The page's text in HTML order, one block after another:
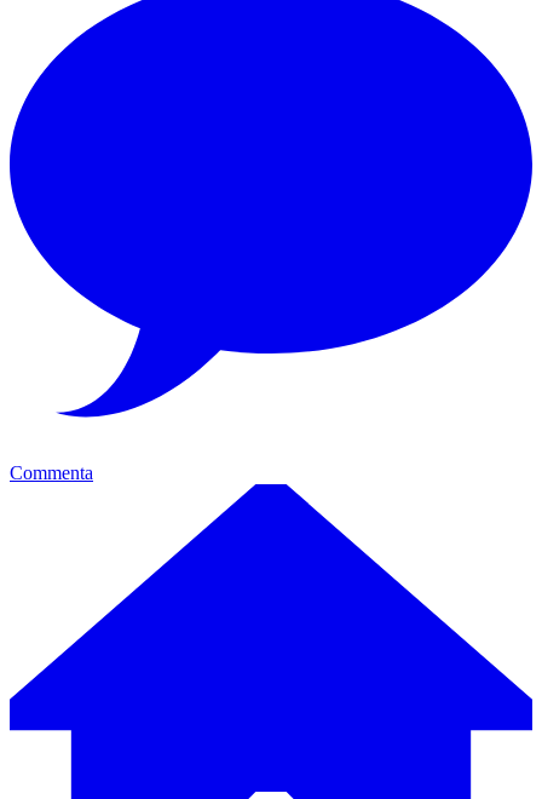
Commenta